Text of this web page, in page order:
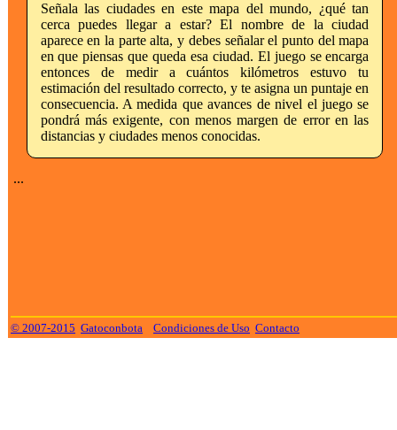
Señala las ciudades en este mapa del mundo, ¿qué tan
cerca puedes llegar a estar? El nombre de la ciudad
aparece en la parte alta, y debes señalar el punto del mapa
en que piensas que queda esa ciudad. El juego se encarga
entonces de medir a cuántos kilómetros estuvo tu
estimación del resultado correcto, y te asigna un puntaje en
consecuencia. A medida que avances de nivel el juego se
pondrá más exigente, con menos margen de error en las
distancias y ciudades menos conocidas.
...
© 2007-2015 Gatoconbota Condiciones de Uso Contacto